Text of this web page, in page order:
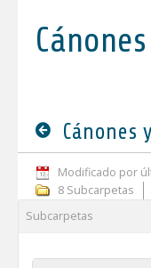
Cánones
Modificado por
8 Subcarpetas
Subcarpetas